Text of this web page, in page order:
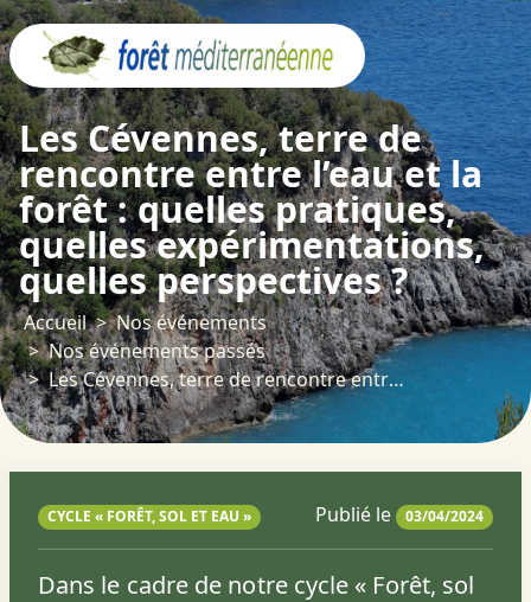
Les Cévennes, terre de
rencontre entre l’eau et la
forêt : quelles pratiques,
quelles expérimentations,
quelles perspectives ?
Accueil
Nos événements
Nos événements passés
Les Cévennes, terre de rencontre entre l’eau et la forêt : quelles pratiques, quelles expérimentations, quelles perspectives ?
CYCLE « FORÊT, SOL ET EAU » Publié le 03/04/2024
Dans le cadre de notre cycle « Forêt, sol
Panneau de gestion des cookies